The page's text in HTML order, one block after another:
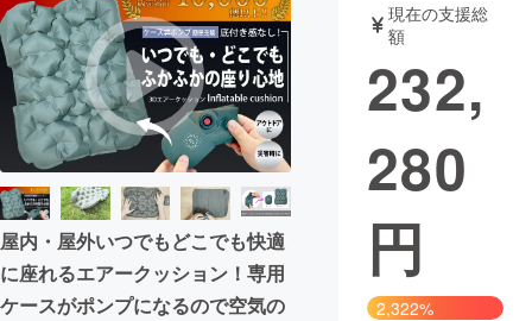
テクノロジー・ガジェット
映像・映画 書籍・雑誌
ビジネス・起業 チャレンジ
まちづくり・地域活性化
CAMPFIRE for Social Good
CAMPFIRE Creation
屋内・屋外いつでもどこでも快適
に座れるエアークッション！専用
ケースがポンプになるので空気の
現在の支援総
額
232,
280
円
2,322%